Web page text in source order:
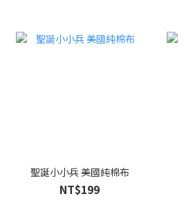
聖誕小小兵 美國純棉布
NT$199